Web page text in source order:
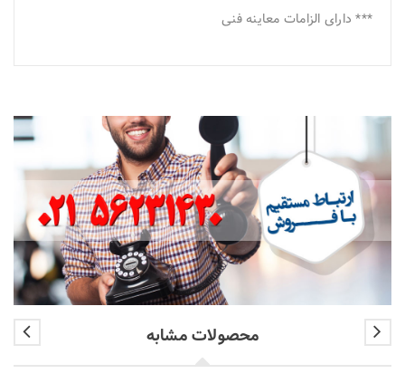
*** دارای الزامات معاینه فنی
محصولات مشابه